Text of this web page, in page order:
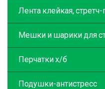
Лента клейкая,
Мешки и шарики для
Перчатки х/б
Подушки-антистресс